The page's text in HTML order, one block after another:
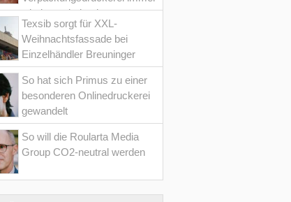
wieder optimiert hat
Texsib sorgt für XXL-
Weihnachtsfassade bei
Einzelhändler Breuninger
So hat sich Primus zu einer
besonderen Onlinedruckerei
gewandelt
So will die Roularta Media
Group CO2-neutral werden